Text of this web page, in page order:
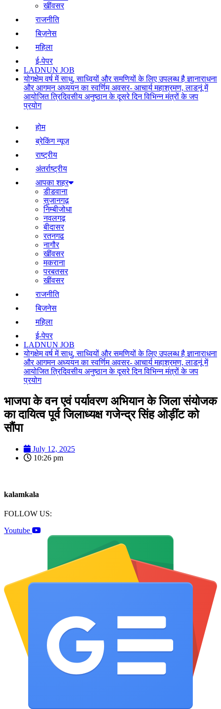
खींवसर
राजनीति
बिज़नेस
महिला
ई-पेपर
LADNUN JOB
योगक्षेम वर्ष में साधु, साध्वियों और समणियों के लिए उपलब्ध है ज्ञानाराधना
और आगमन अध्ययन का स्वर्णिम अवसर- आचार्य महाश्रमण, लाडनूं में
आयोजित त्रिदिवसीय अनुष्ठान के दूसरे दिन विभिन्न मंत्रों के जप
प्रयोग
होम
ब्रेकिंग न्यूज़
राष्ट्रीय
अंतर्राष्ट्रीय
आपका शहर
डीडवाना
सुजानगढ़
निम्बीजोधा
नवलगढ़
बीदासर
रतनगढ
नागौर
खींवसर
मकराना
परबतसर
खींवसर
राजनीति
बिज़नेस
महिला
ई-पेपर
LADNUN JOB
योगक्षेम वर्ष में साधु, साध्वियों और समणियों के लिए उपलब्ध है ज्ञानाराधना
और आगमन अध्ययन का स्वर्णिम अवसर- आचार्य महाश्रमण, लाडनूं में
आयोजित त्रिदिवसीय अनुष्ठान के दूसरे दिन विभिन्न मंत्रों के जप
प्रयोग
भाजपा के वन एवं पर्यावरण अभियान के जिला संयोजक
का दायित्व पूर्व जिलाध्यक्ष गजेन्द्र सिंह ओड़ींट को
सौंपा
July 12, 2025
10:26 pm
kalamkala
FOLLOW US:
Youtube